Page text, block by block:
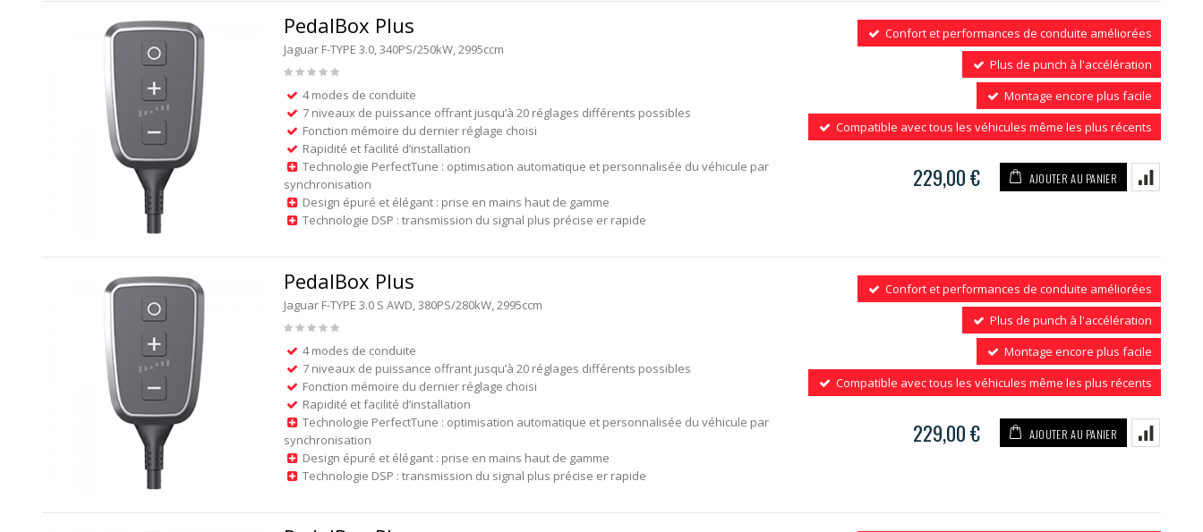
PedalBox Plus
Jaguar F-TYPE 3.0, 340PS/250kW, 2995ccm
4 modes de conduite
7 niveaux de puissance offrant jusqu’à 20 réglages différents possibles
Fonction mémoire du dernier réglage choisi
Rapidité et facilité d’installation
Technologie PerfectTune : optimisation automatique et personnalisée du véhicule par
synchronisation
Design épuré et élégant : prise en mains haut de gamme
Technologie DSP : transmission du signal plus précise er rapide
Confort et performances de conduite améliorées
Plus de punch à l'accélération
Montage encore plus facile
Compatible avec tous les véhicules même les plus récents
229,00 € AJOUTER AU PANIER
PedalBox Plus
Jaguar F-TYPE 3.0 S AWD, 380PS/280kW, 2995ccm
4 modes de conduite
7 niveaux de puissance offrant jusqu’à 20 réglages différents possibles
Fonction mémoire du dernier réglage choisi
Rapidité et facilité d’installation
Technologie PerfectTune : optimisation automatique et personnalisée du véhicule par
synchronisation
Design épuré et élégant : prise en mains haut de gamme
Technologie DSP : transmission du signal plus précise er rapide
Confort et performances de conduite améliorées
Plus de punch à l'accélération
Montage encore plus facile
Compatible avec tous les véhicules même les plus récents
229,00 € AJOUTER AU PANIER